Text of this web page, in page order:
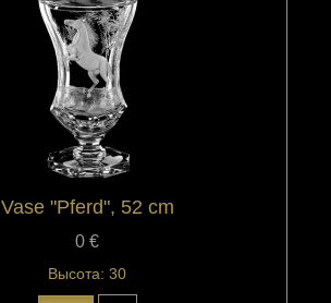
Vase "Pferd", 52 cm
0 €
Высота: 30